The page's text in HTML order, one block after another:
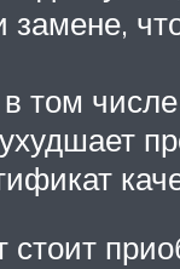
том
стоит